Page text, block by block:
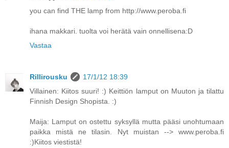
you can find THE lamp from http://www.peroba.fi
ihana makkari. tuolta voi herätä vain onnellisena:D
Vastaa
Rillirousku
17/1/12 18:39
Villainen: Kiitos suuri! :) Keittiön lamput on Muuton ja tilattu
Finnish Design Shopista. :)
Maija: Lamput on ostettu syksyllä mutta pääsi unohtumaan
paikka mistä ne tilasin. Nyt muistan --> www.peroba.fi
:)Kiitos viestistä!